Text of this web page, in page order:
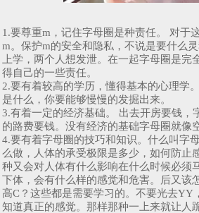
1.要尊重m，记住字母圈是种责任。 对于
m。保护m的安全和隐私，不说是要什么
上学，两个人想发泄。在一起字母圈是完
得自己的一些责任。
2.要有着较高的学历，懂得基本的心理学
是什么，你要能够慢慢的发掘出来。
3.有着一定的经济基础。 出去开房要钱，
的路费要钱。没有经济的基础字母圈就像
4.要有着字母圈的技巧和知识。什么叫字
么做，人体的承受极限是多少，如何防止
种又会对人体有什么影响在什么时候必须
下体，会有什么样的感觉和危害。后又该
高C？这些都是需要学习的。不要光去YY
知道真正的感觉。那样那种一上来就让人